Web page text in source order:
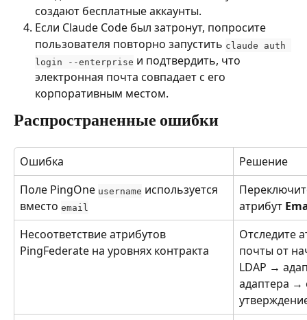
создают бесплатные аккаунты.
Если Claude Code был затронут, попросите
пользователя повторно запустить claude auth
login --enterprise и подтвердить, что
электронная почта совпадает с его
корпоративным местом.
Распространенные ошибки
Ошибка
Решение
Поле PingOne username используется
вместо email
атрибут
Несоответствие атрибутов
PingFederate на уровнях контракта
Отследите
почты от
LDAP →
адаптера →